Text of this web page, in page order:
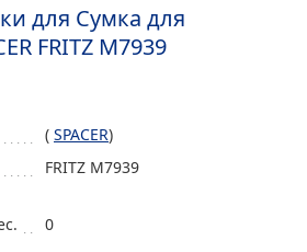
для Сумка для
FRITZ M7939
( SPACER)
FRITZ M7939
0